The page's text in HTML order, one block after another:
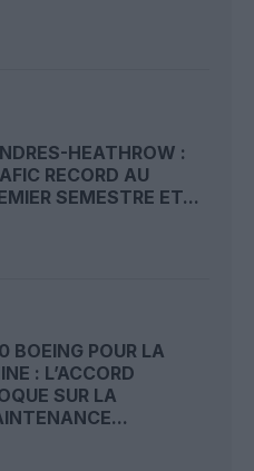
HEATHROW :
RECORD AU
SEMESTRE ET...
BOEING POUR LA
: L’ACCORD
SUR LA